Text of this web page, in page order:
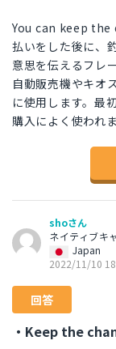
You can keep the
払いをした後に、
意思を伝えるフ
自動販売機やキオ
に使用します。最
購入によく使われま
shoさん
ネイティブキ
Japan
2022/11/10
回答
・Keep the